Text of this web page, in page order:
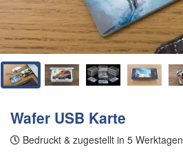
Wafer USB Karte
Bedruckt & zugestellt in 5 Werktagen